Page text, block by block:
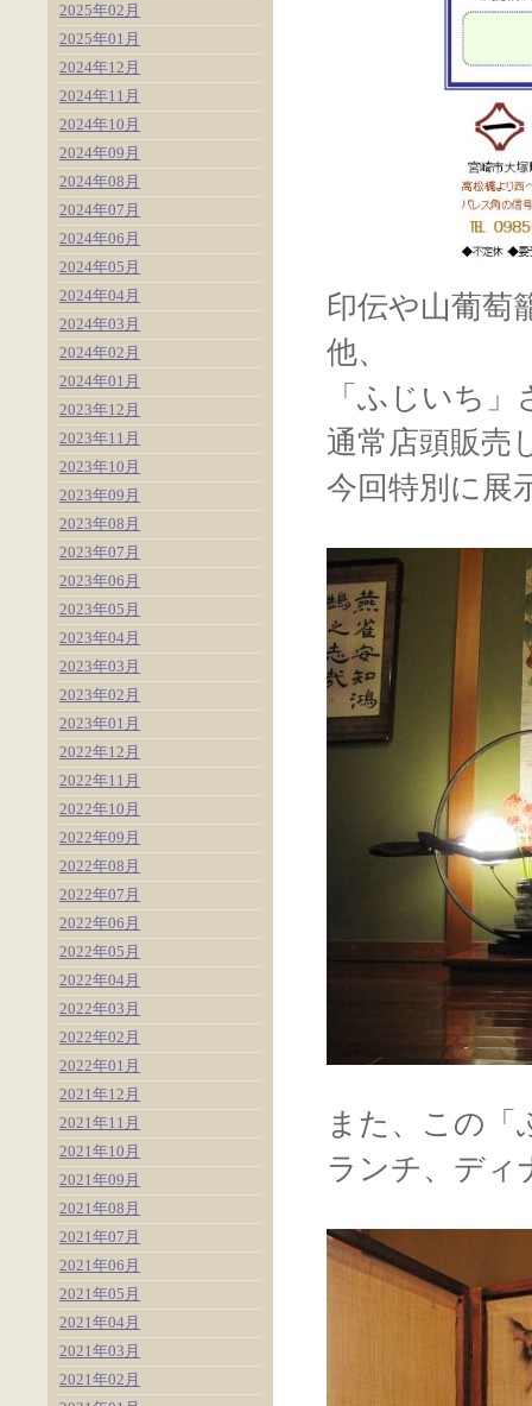
印伝や山葡萄
他、
「ふじいち
通常店頭販売
今回特別に展
また、この「
ランチ、ディ
2025年02月
2025年01月
2024年12月
2024年11月
2024年10月
2024年09月
2024年08月
2024年07月
2024年06月
2024年05月
2024年04月
2024年03月
2024年02月
2024年01月
2023年12月
2023年11月
2023年10月
2023年09月
2023年08月
2023年07月
2023年06月
2023年05月
2023年04月
2023年03月
2023年02月
2023年01月
2022年12月
2022年11月
2022年10月
2022年09月
2022年08月
2022年07月
2022年06月
2022年05月
2022年04月
2022年03月
2022年02月
2022年01月
2021年12月
2021年11月
2021年10月
2021年09月
2021年08月
2021年07月
2021年06月
2021年05月
2021年04月
2021年03月
2021年02月